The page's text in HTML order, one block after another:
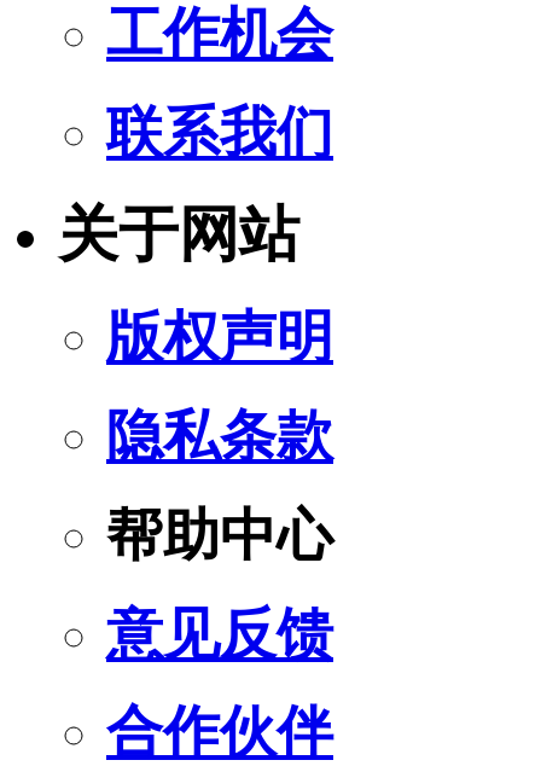
工作机会
联系我们
关于网站
版权声明
隐私条款
帮助中心
意见反馈
合作伙伴